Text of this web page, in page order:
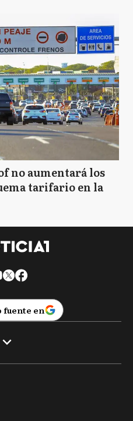
no aumentará los
tarifario en la
fuente en